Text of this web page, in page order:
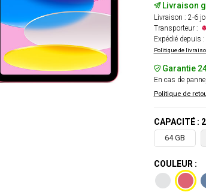
Livraison
Livraison : 2-6
Transporteur :
Expédié depuis :
Politique de
Garantie
En cas de
Politique de
CAPACITÉ :
64 GB
COULEUR :